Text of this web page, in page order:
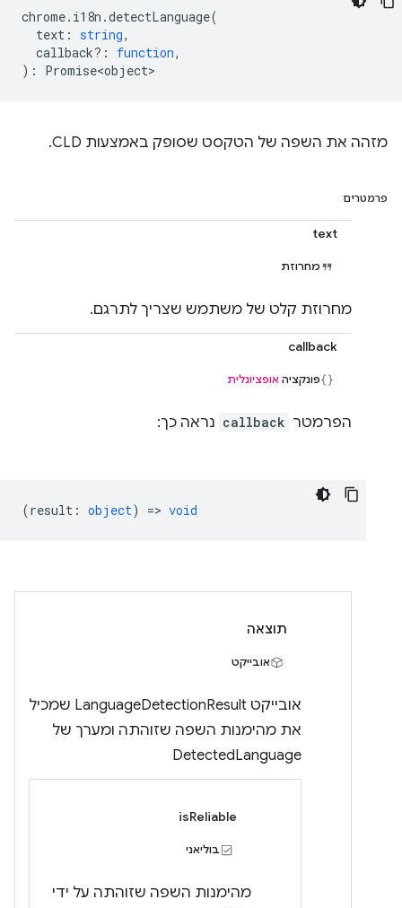
chrome. i18n .detectLanguage(
text : string,
callback? : function,
) : Promise<object>
מזהה את השפה של הטקסט שסופק באמצעות CLD.
פרמטרים
text
מחרוזת
מחרוזת קלט של משתמש שצריך לתרגם.
callback
פונקציה אופציונלית
הפרמטר callback נראה כך:
(result : object) => void
תוצאה
אובייקט
אובייקט LanguageDetectionResult שמכיל
את מהימנות השפה שזוהתה ומערך של
DetectedLanguage
isReliable
בוליאני
מהימנות השפה שזוהתה על ידי